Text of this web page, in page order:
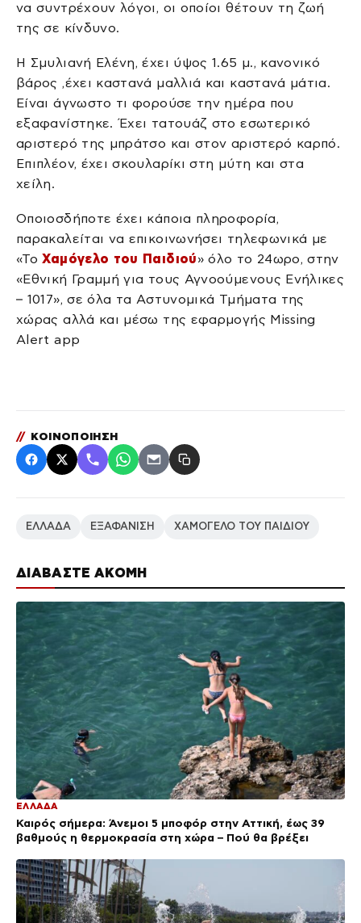
ΔΙΑΒΑΣΤΕ ΑΚΟΜΗ
ΕΛΛΑΔΑ
Καιρός σήμερα: Άνεμοι 5 μποφόρ στην Αττική, έως 39
βαθμούς η θερμοκρασία στη χώρα – Πού θα βρέξει
να συντρέχουν λόγοι, οι οποίοι θέτουν τη ζωή
της σε κίνδυνο.
Η Σμυλιανή Ελένη, έχει ύψος 1.65 μ., κανονικό
βάρος ,έχει καστανά μαλλιά και καστανά μάτια.
Είναι άγνωστο τι φορούσε την ημέρα που
εξαφανίστηκε. Έχει τατουάζ στο εσωτερικό
αριστερό της μπράτσο και στον αριστερό καρπό.
Επιπλέον, έχει σκουλαρίκι στη μύτη και στα
χείλη.
Οποιοσδήποτε έχει κάποια πληροφορία,
παρακαλείται να επικοινωνήσει τηλεφωνικά με
«ΤοΧαμόγελο του Παιδιού» όλο το 24ωρο, στην
«Εθνική Γραμμή για τους Αγνοούμενους Ενήλικες
– 1017», σε όλα τα Αστυνομικά Τμήματα της
χώρας αλλά και μέσω της εφαρμογής Missing
Alert app
// ΚΟΙΝΟΠΟΙΗΣΗ
ΕΛΛΑΔΑ ΕΞΑΦΑΝΙΣΗ ΧΑΜΟΓΕΛΟ ΤΟΥ ΠΑΙΔΙΟΥ